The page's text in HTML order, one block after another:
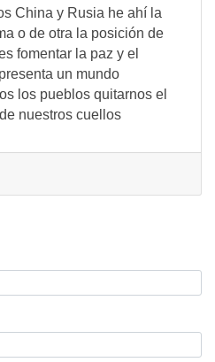
China y Rusia he ahí la
o de otra la posición de
fomentar la paz y el
un mundo
los pueblos quitarnos el
nuestros cuellos